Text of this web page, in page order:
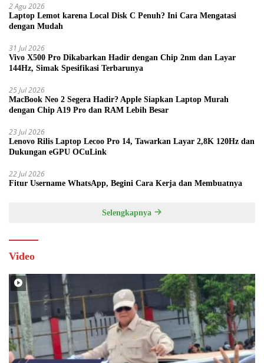
2 Agu 2026
Laptop Lemot karena Local Disk C Penuh? Ini Cara Mengatasi
dengan Mudah
31 Jul 2026
Vivo X500 Pro Dikabarkan Hadir dengan Chip 2nm dan Layar
144Hz, Simak Spesifikasi Terbarunya
25 Jul 2026
MacBook Neo 2 Segera Hadir? Apple Siapkan Laptop Murah
dengan Chip A19 Pro dan RAM Lebih Besar
23 Jul 2026
Lenovo Rilis Laptop Lecoo Pro 14, Tawarkan Layar 2,8K 120Hz dan
Dukungan eGPU OCuLink
22 Jul 2026
Fitur Username WhatsApp, Begini Cara Kerja dan Membuatnya
Selengkapnya
Video